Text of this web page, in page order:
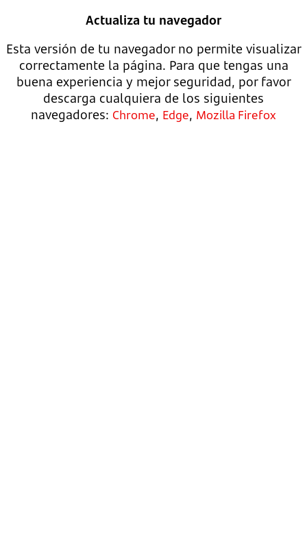
Actualiza tu navegador
Esta versión de tu navegador no permite visualizar
correctamente la página. Para que tengas una
buena experiencia y mejor seguridad, por favor
descarga cualquiera de los siguientes
navegadores: Chrome, Edge, Mozilla Firefox